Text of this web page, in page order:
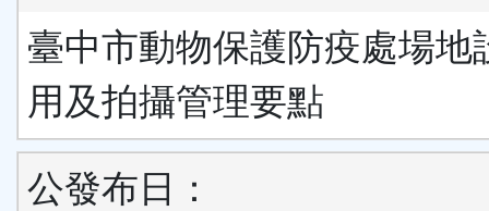
臺中市動物保護防疫處場地
用及拍攝管理要點
公發布日：